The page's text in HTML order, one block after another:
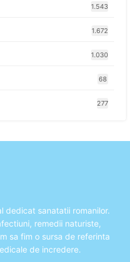
1.543
1.672
1.030
68
277
dedicat sanatatii romanilor.
remedii naturiste,
sa fim o sursa de referinta
de incredere.